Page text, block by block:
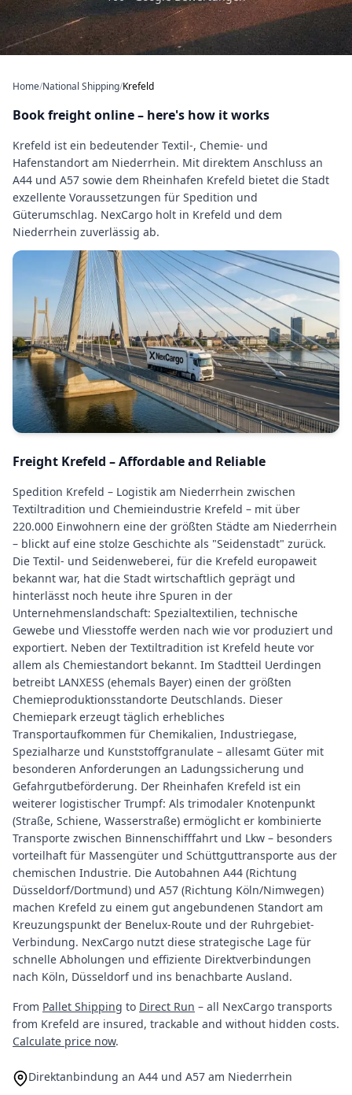
Home/National Shipping/Krefeld
Book freight online – here's how it works
Krefeld ist ein bedeutender Textil-, Chemie- und
Hafenstandort am Niederrhein. Mit direktem Anschluss an
A44 und A57 sowie dem Rheinhafen Krefeld bietet die Stadt
exzellente Voraussetzungen für Spedition und
Güterumschlag. NexCargo holt in Krefeld und dem
Niederrhein zuverlässig ab.
Freight Krefeld – Affordable and Reliable
Spedition Krefeld – Logistik am Niederrhein zwischen
Textiltradition und Chemieindustrie Krefeld – mit über
220.000 Einwohnern eine der größten Städte am Niederrhein
– blickt auf eine stolze Geschichte als "Seidenstadt" zurück.
Die Textil- und Seidenweberei, für die Krefeld europaweit
bekannt war, hat die Stadt wirtschaftlich geprägt und
hinterlässt noch heute ihre Spuren in der
Unternehmenslandschaft: Spezialtextilien, technische
Gewebe und Vliesstoffe werden nach wie vor produziert und
exportiert. Neben der Textiltradition ist Krefeld heute vor
allem als Chemiestandort bekannt. Im Stadtteil Uerdingen
betreibt LANXESS (ehemals Bayer) einen der größten
Chemieproduktionsstandorte Deutschlands. Dieser
Chemiepark erzeugt täglich erhebliches
Transportaufkommen für Chemikalien, Industriegase,
Spezialharze und Kunststoffgranulate – allesamt Güter mit
besonderen Anforderungen an Ladungssicherung und
Gefahrgutbeförderung. Der Rheinhafen Krefeld ist ein
weiterer logistischer Trumpf: Als trimodaler Knotenpunkt
(Straße, Schiene, Wasserstraße) ermöglicht er kombinierte
Transporte zwischen Binnenschifffahrt und Lkw – besonders
vorteilhaft für Massengüter und Schüttguttransporte aus der
chemischen Industrie. Die Autobahnen A44 (Richtung
Düsseldorf/Dortmund) und A57 (Richtung Köln/Nimwegen)
machen Krefeld zu einem gut angebundenen Standort am
Kreuzungspunkt der Benelux-Route und der Ruhrgebiet-
Verbindung. NexCargo nutzt diese strategische Lage für
schnelle Abholungen und effiziente Direktverbindungen
nach Köln, Düsseldorf und ins benachbarte Ausland.
From Pallet Shipping to Direct Run – all NexCargo transports
from Krefeld are insured, trackable and without hidden costs.
Calculate price now.
Direktanbindung an A44 und A57 am Niederrhein